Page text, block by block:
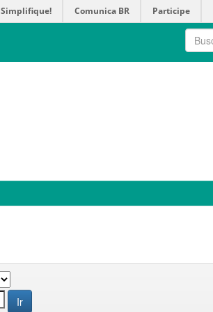
Simplifique! Comunica BR Participe